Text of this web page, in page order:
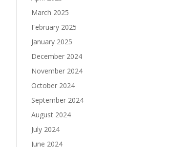
March 2025
February 2025
January 2025
December 2024
November 2024
October 2024
September 2024
August 2024
July 2024
June 2024